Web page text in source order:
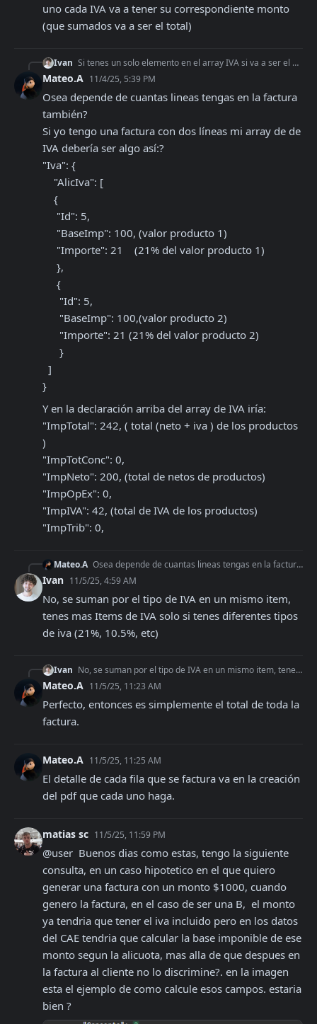
uno cada IVA va a tener su correspondiente monto
(que sumados va a ser el total)
Ivan Si tenes un solo elemento en el array IVA si va a ser el mismo monto que en el total, pero si tenes mas de uno cada IVA va a tener su correspondiente monto (que
Mateo.A 11/4/25, 5:39 PM
Osea depende de cuantas lineas tengas en la factura
también?
Si yo tengo una factura con dos líneas mi array de de
IVA debería ser algo así:?
"Iva": {
}
Y en la declaración arriba del array de IVA iría:
"ImpTotal": 242, ( total (neto + iva ) de los productos
)
"ImpTotConc": 0,
"ImpNeto": 200, (total de netos de productos)
"ImpOpEx": 0,
"ImpIVA": 42, (total de IVA de los productos)
"ImpTrib": 0,
Mateo.A Osea depende de cuantas lineas tengas en la factura también? Si yo tengo una factura con dos líneas mi array de de IVA debería ser algo así:? "Iva": { "Alic
Ivan 11/5/25, 4:59 AM
No, se suman por el tipo de IVA en un mismo item,
tenes mas Items de IVA solo si tenes diferentes tipos
de iva (21%, 10.5%, etc)
Ivan No, se suman por el tipo de IVA en un mismo item, tenes mas Items de IVA solo si tenes diferentes tipos de iva (21%, 10.5%, etc)
Mateo.A 11/5/25, 11:23 AM
Perfecto, entonces es simplemente el total de toda la
factura.
Mateo.A 11/5/25, 11:25 AM
El detalle de cada fila que se factura va en la creación
del pdf que cada uno haga.
matias sc 11/5/25, 11:59 PM
@user  Buenos dias como estas, tengo la siguiente
consulta, en un caso hipotetico en el que quiero
generar una factura con un monto $1000, cuando
genero la factura, en el caso de ser una B,  el monto
ya tendria que tener el iva incluido pero en los datos
del CAE tendria que calcular la base imponible de ese
monto segun la alicuota, mas alla de que despues en
la factura al cliente no lo discrimine?. en la imagen
esta el ejemplo de como calcule esos campos. estaria
bien ?